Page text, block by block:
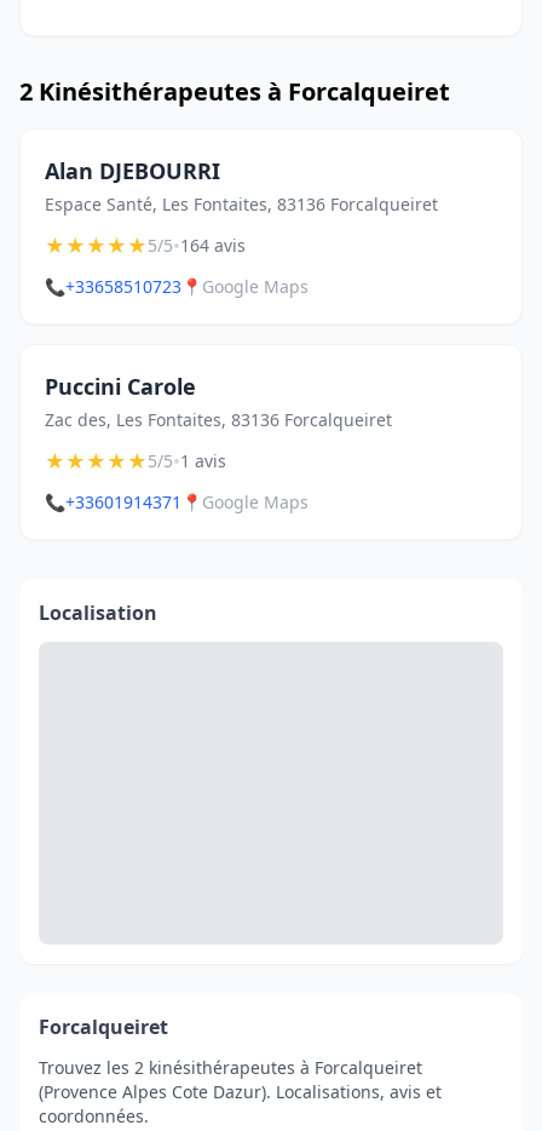
2 Kinésithérapeutes à Forcalqueiret
Alan DJEBOURRI
Espace Santé, Les Fontaites, 83136 Forcalqueiret
★★★★★5/5•164 avis
📞+33658510723 📍 Google Maps
Puccini Carole
Zac des, Les Fontaites, 83136 Forcalqueiret
★★★★★5/5•1 avis
📞+33601914371 📍 Google Maps
Localisation
Forcalqueiret
Trouvez les 2 kinésithérapeutes à Forcalqueiret
(Provence Alpes Cote Dazur). Localisations, avis et
coordonnées.